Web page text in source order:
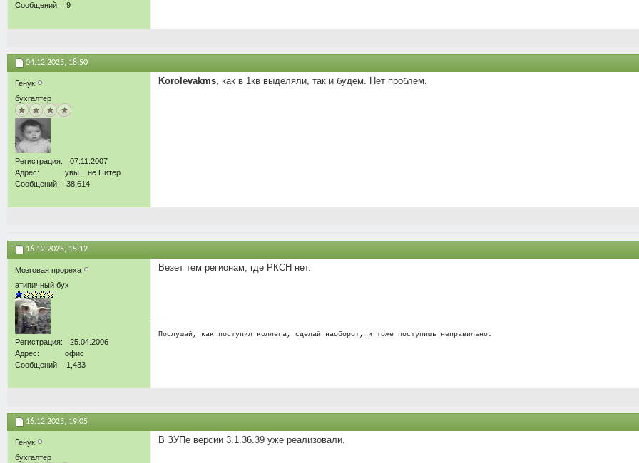
Сообщений
9
04.12.2025, 18:50
Генук
бухгалтер
Регистрация
07.11.2007
Адрес
увы... не Питер
Сообщений
38,614
Korolevakms , как в 1кв выделяли, так и будем. Нет проблем.
16.12.2025, 15:12
Мозговая прореха
атипичный бух
Регистрация
25.04.2006
Адрес
офис
Сообщений
1,433
Везет тем регионам, где РКСН нет.
Послушай, как поступил коллега, сделай наоборот, и тоже поступишь неправильно.
16.12.2025, 19:05
Генук
бухгалтер
В ЗУПе версии 3.1.36.39 уже реализовали.